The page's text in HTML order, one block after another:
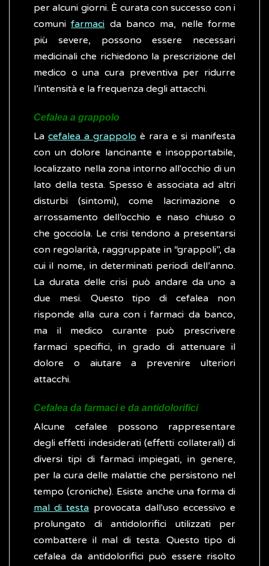
per alcuni giorni. È curata con successo con i
comunifarmaci da banco ma, nelle forme
più severe, possono essere necessari
medicinali che richiedono la prescrizione del
medico o una cura preventiva per ridurre
l’intensità e la frequenza degli attacchi.
Cefalea a grappolo
La cefalea a grappolo è rara e si manifesta
con un dolore lancinante e insopportabile,
localizzato nella zona intorno all'occhio di un
lato della testa. Spesso è associata ad altri
disturbi (sintomi), come lacrimazione o
arrossamento dell’occhio e naso chiuso o
che gocciola. Le crisi tendono a presentarsi
con regolarità, raggruppate in “grappoli”, da
cui il nome, in determinati periodi dell’anno.
La durata delle crisi può andare da uno a
due mesi. Questo tipo di cefalea non
risponde alla cura con i farmaci da banco,
ma il medico curante può prescrivere
farmaci specifici, in grado di attenuare il
dolore o aiutare a prevenire ulteriori
attacchi.
Cefalea da farmaci e da antidolorifici
Alcune cefalee possono rappresentare
degli effetti indesiderati (effetti collaterali) di
diversi tipi di farmaci impiegati, in genere,
per la cura delle malattie che persistono nel
tempo (croniche). Esiste anche una forma di
mal di testa provocata dall'uso eccessivo e
prolungato di antidolorifici utilizzati per
combattere il mal di testa. Questo tipo di
cefalea da antidolorifici può essere risolto